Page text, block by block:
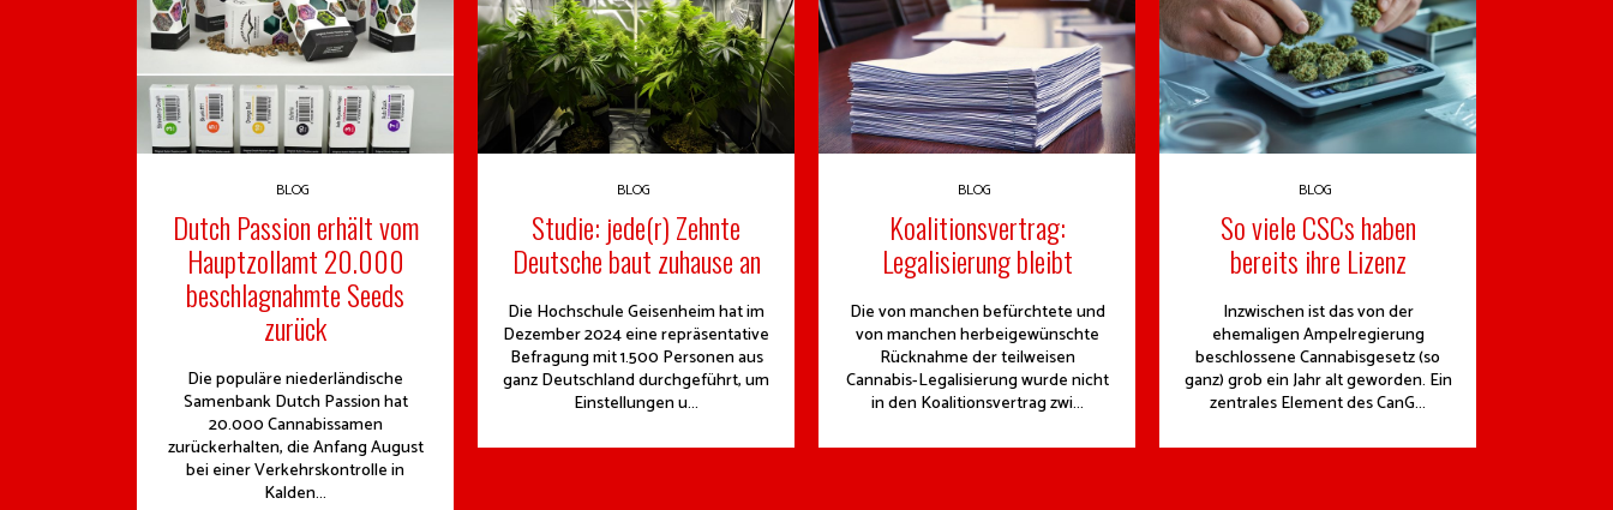
BLOG
Dutch Passion erhält vom
Hauptzollamt 20.000
beschlagnahmte Seeds
zurück
Die populäre niederländische
Samenbank Dutch Passion hat
20.000 Cannabissamen
zurückerhalten, die Anfang August
bei einer Verkehrskontrolle in
Kalden...
BLOG
Studie: jede(r) Zehnte
Deutsche baut zuhause an
Die Hochschule Geisenheim hat im
Dezember 2024 eine repräsentative
Befragung mit 1.500 Personen aus
ganz Deutschland durchgeführt, um
Einstellungen u...
BLOG
Koalitionsvertrag:
Legalisierung bleibt
Die von manchen befürchtete und
von manchen herbeigewünschte
Rücknahme der teilweisen
Cannabis-Legalisierung wurde nicht
in den Koalitionsvertrag zwi...
BLOG
So viele CSCs haben
bereits ihre Lizenz
Inzwischen ist das von der
ehemaligen Ampelregierung
beschlossene Cannabisgesetz (so
ganz) grob ein Jahr alt geworden. Ein
zentrales Element des CanG...